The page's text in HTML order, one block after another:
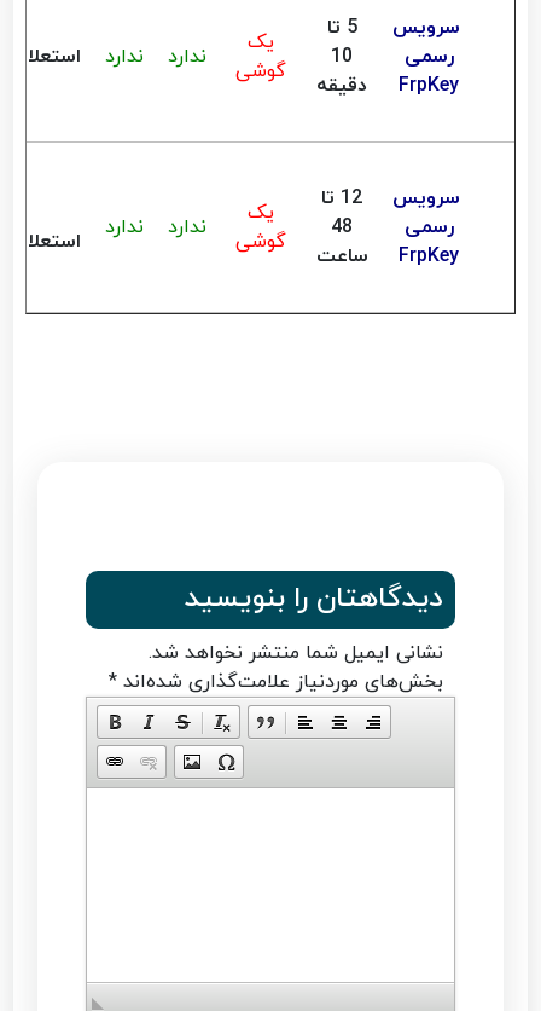
سرویس
رسمی
FrpKey
5 تا
10
دقیقه
یک
گوشی
ندارد ندارد استعلام
سرویس
رسمی
FrpKey
12 تا
48
ساعت
یک
گوشی
ندارد ندارد
استعلام
دیدگاهتان را بنویسید
نشانی ایمیل شما منتشر نخواهد شد.
بخش‌های موردنیاز علامت‌گذاری شده‌اند*